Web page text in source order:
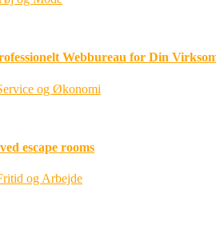
Webbureau for Din
og Økonomi
escape rooms
og Arbejde